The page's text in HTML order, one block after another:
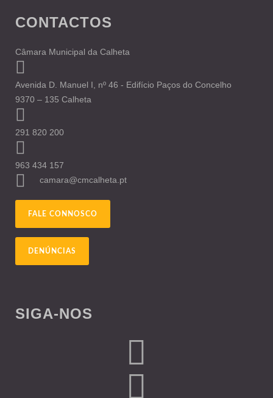
CONTACTOS
Câmara Municipal da Calheta
Avenida D. Manuel I, nº 46 - Edifício Paços do Concelho
9370 – 135 Calheta
291 820 200
963 434 157
camara@cmcalheta.pt
FALE CONNOSCO
DENÚNCIAS
SIGA-NOS